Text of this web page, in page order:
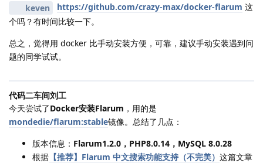
keven
https://github.com/crazy-max/docker-flarum 这
个吗？有时间比较一下。
总之，觉得用 docker 比手动安装方便，可靠，建议手动安装遇到问
题的同学试试。
代码二车间刘工
今天尝试了Docker安装Flarum ，用的是
mondedie/flarum:stable镜像。总结了几点：
版本信息： Flarum1.2.0，PHP8.0.14，MySQL 8.0.28
根据 【推荐】Flarum 中文搜索功能支持（不完美） 这篇文章